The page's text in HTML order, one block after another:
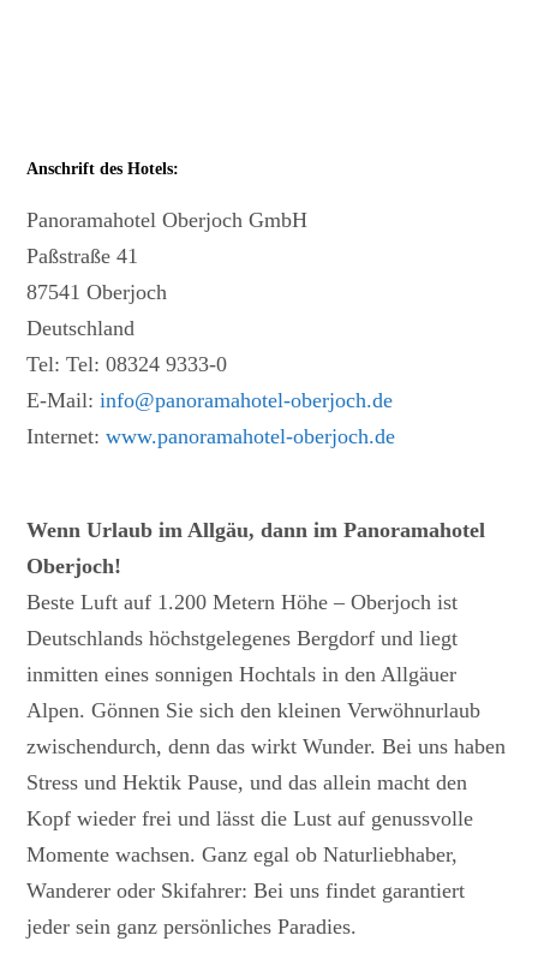
Anschrift des Hotels:
Panoramahotel Oberjoch GmbH
Paßstraße 41
87541 Oberjoch
Deutschland
Tel: Tel: 08324 9333-0
E-Mail:info@panoramahotel-oberjoch.de
Internet:www.panoramahotel-oberjoch.de
Wenn Urlaub im Allgäu, dann im Panoramahotel
Oberjoch!
Beste Luft auf 1.200 Metern Höhe – Oberjoch ist
Deutschlands höchstgelegenes Bergdorf und liegt
inmitten eines sonnigen Hochtals in den Allgäuer
Alpen. Gönnen Sie sich den kleinen Verwöhnurlaub
zwischendurch, denn das wirkt Wunder. Bei uns haben
Stress und Hektik Pause, und das allein macht den
Kopf wieder frei und lässt die Lust auf genussvolle
Momente wachsen. Ganz egal ob Naturliebhaber,
Wanderer oder Skifahrer: Bei uns findet garantiert
jeder sein ganz persönliches Paradies.